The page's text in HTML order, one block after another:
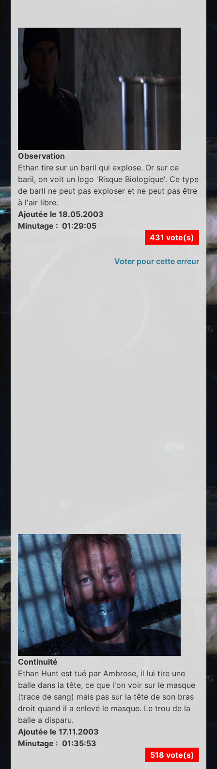
Observation
Ethan tire sur un baril qui explose. Or sur ce
baril, on voit un logo 'Risque Biologique'. Ce type
de baril ne peut pas exploser et ne peut pas être
à l'air libre.
Ajoutée le 18.05.2003
Minutage : 01:29:05
431 vote(s)
Voter pour cette erreur
Continuité
Ethan Hunt est tué par Ambrose, il lui tire une
balle dans la tête, ce que l'on voir sur le masque
(trace de sang) mais pas sur la tête de son bras
droit quand il a enlevé le masque. Le trou de la
balle a disparu.
Ajoutée le 17.11.2003
Minutage : 01:35:53
518 vote(s)